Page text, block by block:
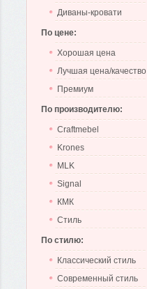
Диваны-кровати
По цене:
Хорошая цена
Лучшая цена/качество
Премиум
По производителю:
Craftmebel
Krones
MLK
Signal
КМК
Стиль
По стилю:
Классический стиль
Современный стиль